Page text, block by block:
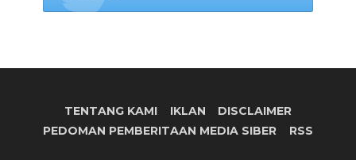
TENTANG KAMI IKLAN
DISCLAIMER
PEDOMAN PEMBERITAAN MEDIA SIBER
RSS